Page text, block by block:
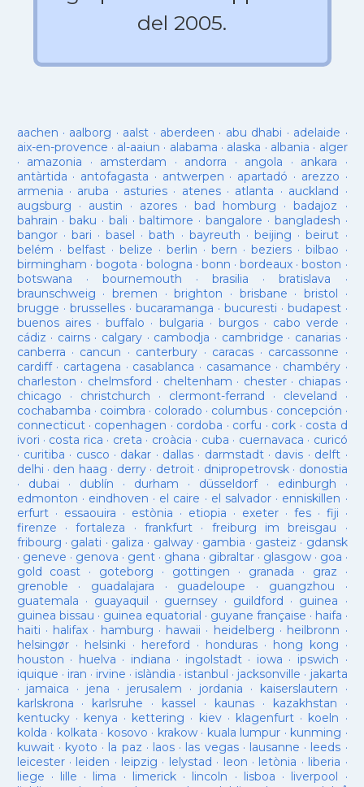
del 2005.
aachen · aalborg · aalst · aberdeen · abu dhabi · adelaide ·
aix-en-provence · al-aaiun · alabama · alaska · albania · alger
· amazonia · amsterdam · andorra · angola · ankara ·
antàrtida · antofagasta · antwerpen · apartadó · arezzo ·
armenia · aruba · asturies· atenes· atlanta · auckland ·
augsburg · austin · azores·bad homburg ·badajoz ·
bahrain ·baku · bali ·baltimore ·bangalore · bangladesh ·
bangor· bari ·basel ·bath · bayreuth ·beijing ·beirut ·
belém · belfast· belize · berlin ·bern ·beziers ·bilbao ·
birmingham · bogota · bologna ·bonn ·bordeaux ·boston ·
botswana · bournemouth ·brasilia ·bratislava ·
braunschweig · bremen ·brighton · brisbane · bristol ·
brugge · brusselles· bucaramanga · bucuresti · budapest·
buenos aires· buffalo · bulgaria · burgos· cabo verde ·
cádiz · cairns· calgary · cambodja · cambridge · canarias·
canberra · cancun · canterbury · caracas · carcassonne ·
cardiff· cartagena · casablanca · casamance · chambéry·
charleston · chelmsford · cheltenham · chester· chiapas ·
chicago · christchurch · clermont-ferrand · cleveland ·
cochabamba · coimbra · colorado · columbus· concepción ·
connecticut· copenhagen · cordoba · corfu · cork · costa d
ivori · costa rica · creta · croàcia · cuba · cuernavaca · curicó
· curitiba · cusco · dakar · dallas · darmstadt· davis · delft ·
delhi · den haag · derry· detroit· dnipropetrovsk· donostia
· dubai · dublín · durham · düsseldorf· edinburgh ·
edmonton · eindhoven · el caire · el salvador · enniskillen ·
erfurt· essaouira · estònia · etiopia · exeter· fes· fiji ·
firenze ·fortaleza · frankfurt· freiburg im breisgau ·
fribourg · galati · galiza · galway· gambia · gasteiz · gdansk
· geneve · genova · gent· ghana · gibraltar· glasgow· goa ·
gold coast · goteborg · gottingen · granada · graz ·
grenoble · guadalajara · guadeloupe · guangzhou ·
guatemala · guayaquil · guernsey· guildford · guinea ·
guinea bissau · guinea equatorial · guyane française · haifa ·
haiti · halifax · hamburg · hawaii · heidelberg · heilbronn ·
helsingør· helsinki · hereford · honduras· hong kong ·
houston · huelva · indiana · ingolstadt· iowa · ipswich ·
iquique · iran · irvine · islàndia · istanbul · jacksonville · jakarta
· jamaica · jena · jerusalem · jordania · kaiserslautern ·
karlskrona · karlsruhe · kassel · kaunas· kazakhstan ·
kentucky· kenya · kettering · kiev· klagenfurt · koeln ·
kolda · kolkata · kosovo · krakow· kuala lumpur · kunming ·
kuwait· kyoto · la paz · laos· las vegas· lausanne · leeds ·
leicester· leiden · leipzig · lelystad · leon · letònia · liberia ·
liege · lille · lima · limerick· lincoln · lisboa · liverpool ·